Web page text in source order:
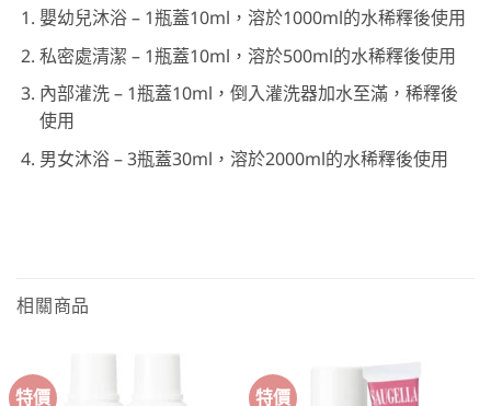
嬰幼兒沐浴 – 1瓶蓋10ml，溶於1000ml的水稀釋後使用
私密處清潔 – 1瓶蓋10ml，溶於500ml的水稀釋後使用
內部灌洗 – 1瓶蓋10ml，倒入灌洗器加水至滿，稀釋後
使用
男女沐浴 – 3瓶蓋30ml，溶於2000ml的水稀釋後使用
相關商品
特價 特價